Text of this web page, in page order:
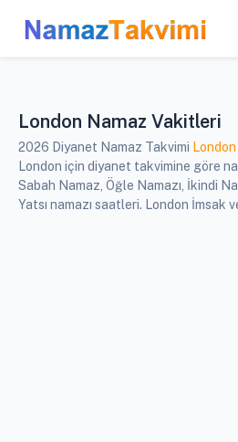
London Namaz Vakitleri
2026 Diyanet Namaz Takvimi London
London için diyanet takvimine göre
Sabah Namaz, Öğle Namazı, İkindi
Yatsı namazı saatleri. London İmsak